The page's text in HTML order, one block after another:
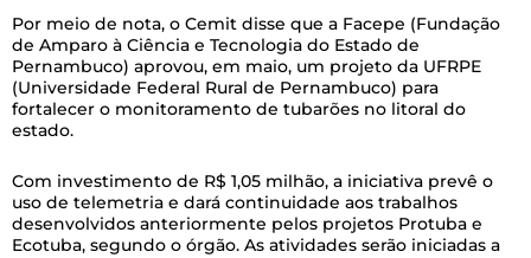
Por meio de nota, o Cemit disse que a Facepe (Fundação
de Amparo à Ciência e Tecnologia do Estado de
Pernambuco) aprovou, em maio, um projeto da UFRPE
(Universidade Federal Rural de Pernambuco) para
fortalecer o monitoramento de tubarões no litoral do
estado.
Com investimento de R$ 1,05 milhão, a iniciativa prevê o
uso de telemetria e dará continuidade aos trabalhos
desenvolvidos anteriormente pelos projetos Protuba e
Ecotuba, segundo o órgão. As atividades serão iniciadas a